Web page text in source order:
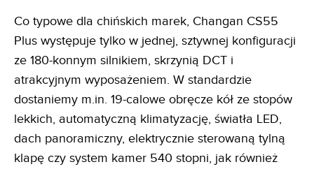
Co typowe dla chińskich marek, Changan CS55
Plus występuje tylko w jednej, sztywnej konfiguracji
ze 180-konnym silnikiem, skrzynią DCT i
atrakcyjnym wyposażeniem. W standardzie
dostaniemy m.in. 19-calowe obręcze kół ze stopów
lekkich, automatyczną klimatyzację, światła LED,
dach panoramiczny, elektrycznie sterowaną tylną
klapę czy system kamer 540 stopni, jak również